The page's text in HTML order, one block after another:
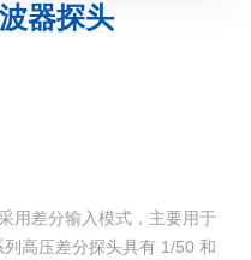
器探头
用差分输入模式，主要用于
高压差分探头具有 1/50 和